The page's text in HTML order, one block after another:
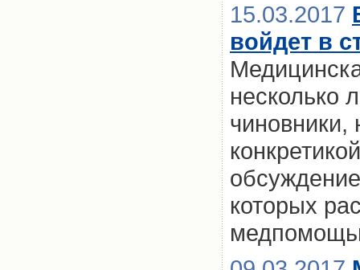
15.03.2017
войдет в
несколько
чиновники,
которых